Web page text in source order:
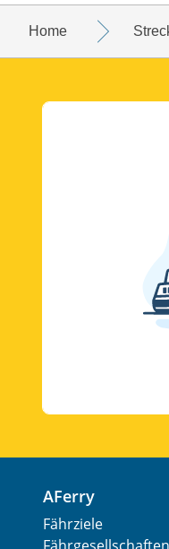
Home
AFerry
Fährziele